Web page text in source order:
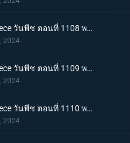
One piece วันพีช ตอนที่ 1108 พากย์ไทย ไม่เข้าใจ การก่อกบฏของเซราฟิม
2024
One piece วันพีช ตอนที่ 1109 พากย์ไทย การตัดสินใจอันยากลำบาก แนวรบศึกร่วมอันแปลกประหลาด
2024
One piece วันพีช ตอนที่ 1110 พากย์ไทย รอดชีวิต! การต่อสู้ที่อันตรายถึงชีวิตด้วยรูปแบบที่แข็งแกร่งที่สุดของมนุษยชาติ!
2024